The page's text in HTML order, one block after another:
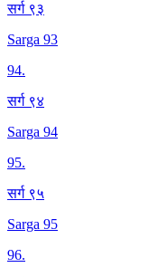
सर्ग ९३
Sarga 93
94.
सर्ग ९४
Sarga 94
95.
सर्ग ९५
Sarga 95
96.